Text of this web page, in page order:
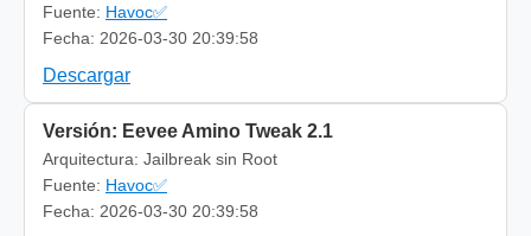
Fuente: Havoc✅
Fecha: 2026-03-30 20:39:58
Descargar
Versión: Eevee Amino Tweak 2.1
Arquitectura: Jailbreak sin Root
Fuente: Havoc✅
Fecha: 2026-03-30 20:39:58